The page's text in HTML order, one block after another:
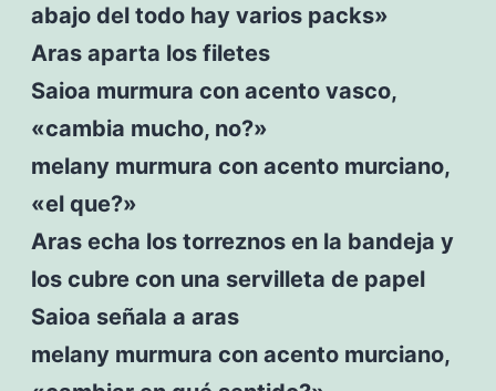
abajo del todo hay varios packs»
Aras aparta los filetes
Saioa murmura con acento vasco,
«cambia mucho, no?»
melany murmura con acento murciano,
«el que?»
Aras echa los torreznos en la bandeja y
los cubre con una servilleta de papel
Saioa señala a aras
melany murmura con acento murciano,